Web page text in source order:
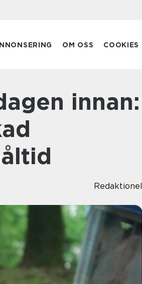
OM OSS COOKIES
Redaktionel